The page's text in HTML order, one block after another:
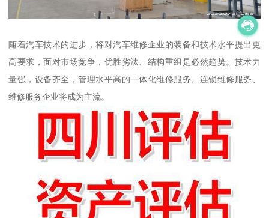
随着汽车技术的进步，将对汽车维修企业的装备和技术水平提出更
高要求，面对市场竞争，优胜劣汰、结构重组是必然趋势。技术力
量强，设备齐全，管理水平高的一体化维修服务、连锁维修服务、
维修服务企业将成为主流。